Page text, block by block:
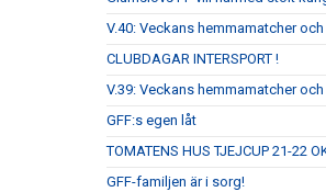
V.40: Veckans hemmamatcher
CLUBDAGAR INTERSPORT !
V.39: Veckans hemmamatcher
GFF:s egen låt
TOMATENS HUS TJEJCUP 21-22
GFF-familjen är i sorg!